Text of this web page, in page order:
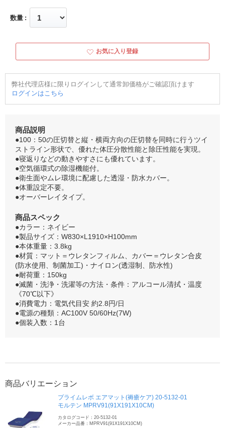
数量
お気に入り登録
弊社代理店様に限りログインして通常卸価格がご確認頂けます
ログインはこちら
商品説明
●100：50の圧切替と縦・横両方向の圧切替を同時に行うツイ
ストライン形状で、優れた体圧分散性能と除圧性能を実現。
●寝返りなどの動きやすさにも優れています。
●空気循環式の除湿機能付。
●衛生面やムレ環境に配慮した透湿・防水カバー。
●体重設定不要。
●オーバーレイタイプ。
商品スペック
●カラー：ネイビー
●製品サイズ：W830×L1910×H100mm
●本体重量：3.8kg
●材質：マット＝ウレタンフィルム、カバー＝ウレタン合皮
(防水使用、制菌加工)・ナイロン(透湿制、防水性)
●耐荷重：150kg
●滅菌・洗浄・洗濯等の方法・条件：アルコール清拭・温度
《70℃以下》
●消費電力：電気代目安 約2.8円/日
●電源の種類：AC100V 50/60Hz(7W)
●個装入数：1台
商品バリエーション
プライムレボ エアマット(褥瘡ケア) 20-5132-01
モルテン MPRV91(91X191X10CM)
カタログコード：20-5132-01
メーカー品番：MPRV91(91X191X10CM)